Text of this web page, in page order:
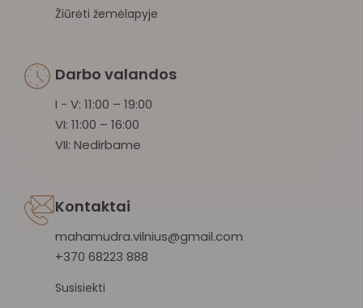
Žiūrėti žemėlapyje
Darbo valandos
I - V: 11:00 – 19:00
VI: 11:00 – 16:00
VII: Nedirbame
Kontaktai
mahamudra.vilnius@gmail.com
+370 68223 888
Susisiekti